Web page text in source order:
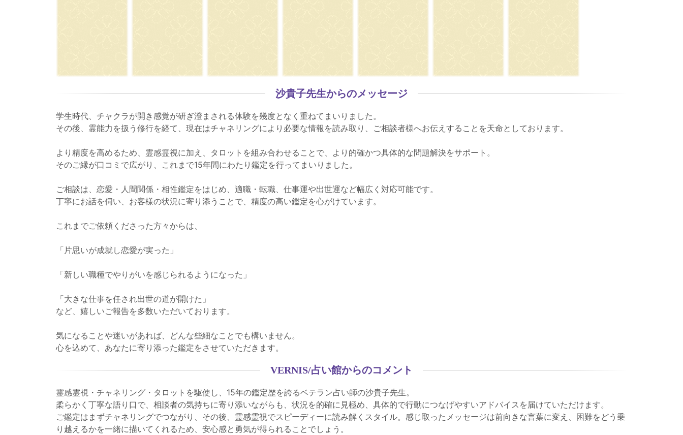
沙貴子先生からのメッセージ
学生時代、チャクラが開き感覚が研ぎ澄まされる体験を幾度となく重ねてまいりました。
その後、霊能力を扱う修行を経て、現在はチャネリングにより必要な情報を読み取り、ご相談者様へお伝えすることを天命としております。
より精度を高めるため、霊感霊視に加え、タロットを組み合わせることで、より的確かつ具体的な問題解決をサポート。
そのご縁が口コミで広がり、これまで15年間にわたり鑑定を行ってまいりました。
ご相談は、恋愛・人間関係・相性鑑定をはじめ、適職・転職、仕事運や出世運など幅広く対応可能です。
丁寧にお話を伺い、お客様の状況に寄り添うことで、精度の高い鑑定を心がけています。
これまでご依頼くださった方々からは、
「片思いが成就し恋愛が実った」
「新しい職種でやりがいを感じられるようになった」
「大きな仕事を任され出世の道が開けた」
など、嬉しいご報告を多数いただいております。
気になることや迷いがあれば、どんな些細なことでも構いません。
心を込めて、あなたに寄り添った鑑定をさせていただきます。
VERNIS/占い館からのコメント
霊感霊視・チャネリング・タロットを駆使し、15年の鑑定歴を誇るベテラン占い師の沙貴子先生。
柔らかく丁寧な語り口で、相談者の気持ちに寄り添いながらも、状況を的確に見極め、具体的で行動につなげやすいアドバイスを届けていただけます。
ご鑑定はまずチャネリングでつながり、その後、霊感霊視でスピーディーに読み解くスタイル。感じ取ったメッセージは前向きな言葉に変え、困難をどう乗
り越えるかを一緒に描いてくれるため、安心感と勇気が得られることでしょう。